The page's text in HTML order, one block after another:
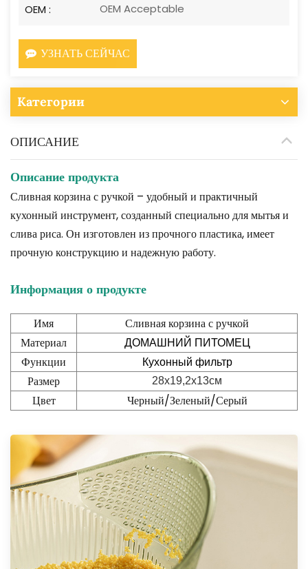
OEM : OEM Acceptable
УЗНАТЬ СЕЙЧАС
Категории
ОПИСАНИЕ
Описание продукта
Сливная корзина с ручкой – удобный и практичный
кухонный инструмент, созданный специально для мытья и
слива риса. Он изготовлен из прочного пластика, имеет
прочную конструкцию и надежную работу.
Информация о продукте
Имя
Сливная корзина с ручкой
Материал
ДОМАШНИЙ ПИТОМЕЦ
Функции Кухонный фильтр
Размер 28х19,2х13см
Цвет Черный/Зеленый/Серый